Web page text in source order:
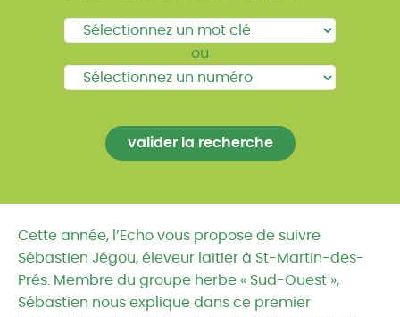
ou
Cette année, l’Echo vous propose de suivre
Sébastien Jégou, éleveur laitier à St-Martin-des-
Prés. Membre du groupe herbe « Sud-Ouest »,
Sébastien nous explique dans ce premier